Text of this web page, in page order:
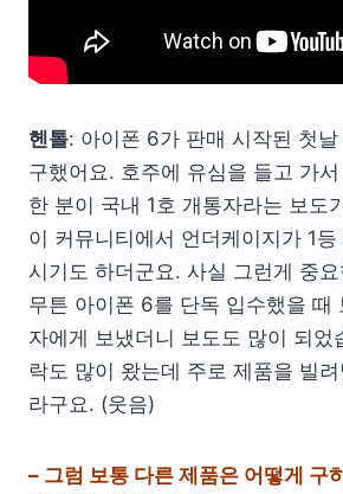
헨톨: 아이폰 6가 판매 시작된 첫
구했어요. 호주에 유심을 들고 가
한 분이 국내 1호 개통자라는 보도
이 커뮤니티에서 언더케이지가 1
시기도 하더군요. 사실 그런게 중
무튼 아이폰 6를 단독 입수했을 때
자에게 보냈더니 보도도 많이 되었
락도 많이 왔는데 주로 제품을 빌
라구요. (웃음)
– 그럼 보통 다른 제품은 어떻게 구